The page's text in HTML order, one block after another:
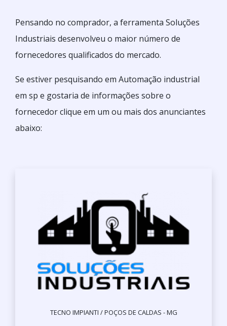
Pensando no comprador, a ferramenta Soluções
Industriais desenvolveu o maior número de
fornecedores qualificados do mercado.
Se estiver pesquisando em Automação industrial
em sp e gostaria de informações sobre o
fornecedor clique em um ou mais dos anunciantes
abaixo:
TECNO IMPIANTI / POÇOS DE CALDAS - MG